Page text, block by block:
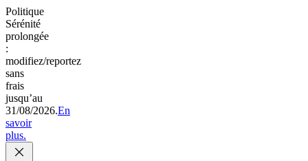
Politique
Sérénité
prolongée
:
modifiez/reportez
sans
frais
jusqu’au
31/08/2026.En
savoir
plus.